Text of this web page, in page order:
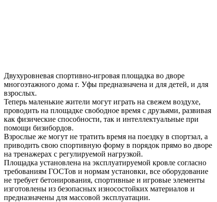
Двухуровневая спортивно-игровая площадка во дворе
многоэтажного дома г. Уфы предназначена и для детей, и для
взрослых.
Теперь маленькие жители могут играть на свежем воздухе,
проводить на площадке свободное время с друзьями, развивая
как физические способности, так и интеллектуальные при
помощи бизибордов.
Взрослые же могут не тратить время на поездку в спортзал, а
приводить свою спортивную форму в порядок прямо во дворе
на тренажерах с регулируемой нагрузкой.
Площадка установлена на эксплуатируемой кровле согласно
требованиям ГОСТов и нормам установки, все оборудование
не требует бетонирования, спортивные и игровые элементы
изготовлены из безопасных износостойких материалов и
предназначены для массовой эксплуатации.